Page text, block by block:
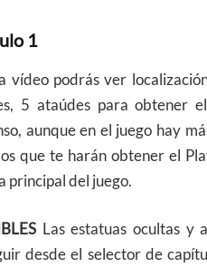
1
vídeo podrás ver
5 ataúdes para obtener
aunque en el juego hay
que te harán obtener el
principal del juego.
Las estatuas ocultas y
desde el selector de